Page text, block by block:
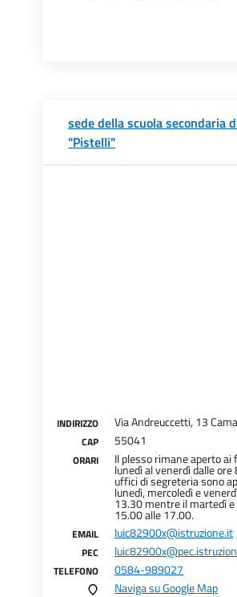
sede della scuola secondaria
"Pistelli"
INDIRIZZO Via Andreuccetti, 13
CAP 55041
ORARI Il plesso rimane aperto
lunedì al venerdì dalle
uffici di segreteria sono
lunedì, mercoledì e
13.30 mentre il martedì e
15.00 alle 17.00.
EMAIL luic82900x@istruzione.it
PEC
TELEFONO
0584-989027
Naviga su Google Map